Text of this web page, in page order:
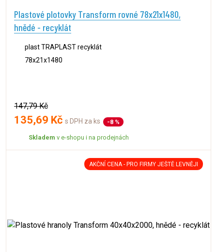
Plastové plotovky Transform rovné 78x21x1480,
hnědé - recyklát
plast TRAPLAST recyklát
78x21x1480
147,79 Kč
135,69 Kč s DPH za ks -8 %
Skladem v e-shopu i na prodejnách
AKČNÍ CENA - PRO FIRMY JEŠTĚ LEVNĚJI